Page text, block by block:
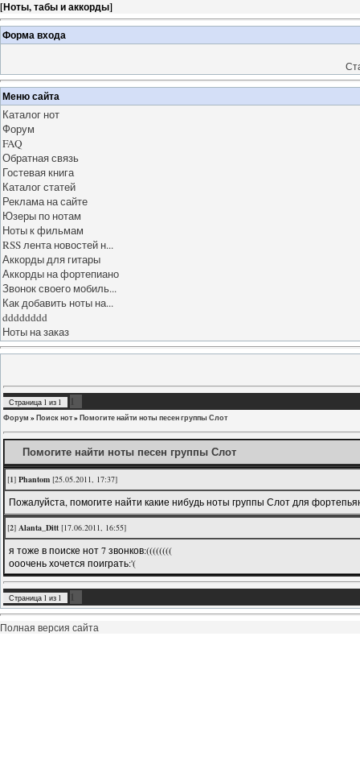
[Ноты, табы и аккорды]
Форма входа
Меню сайта
Каталог нот
Форум
FAQ
Обратная связь
Гостевая книга
Каталог статей
Реклама на сайте
Юзеры по нотам
Ноты к фильмам
RSS лента новостей н...
Аккорды для гитары
Аккорды на фортепиано
Звонок своего мобиль...
Как добавить ноты на...
dddddddd
Ноты на заказ
Страница 1 из 1 1
Форум »Поиск нот»Помогите найти ноты песен группы Слот
Помогите найти ноты песен группы Слот
[1] Phantom [25.05.2011, 17:37]
Пожалуйста, помогите найти какие нибудь ноты группы Слот для
[2] Alanta_Ditt [17.06.2011, 16:55]
я тоже в поиске нот 7 звонков:((((((((
ооочень хочется поиграть:'(
Страница 1 из 1 1
Полная версия сайта